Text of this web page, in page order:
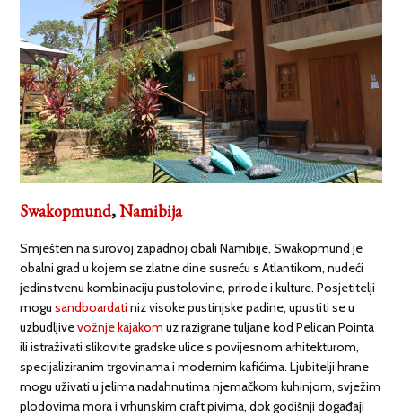
Swakopmund,Namibija
Smješten na surovoj zapadnoj obali Namibije, Swakopmund je
obalni grad u kojem se zlatne dine susreću s Atlantikom, nudeći
jedinstvenu kombinaciju pustolovine, prirode i kulture. Posjetitelji
mogusandboardati niz visoke pustinjske padine, upustiti se u
uzbudljivevožnje kajakom uz razigrane tuljane kod Pelican Pointa
ili istraživati slikovite gradske ulice s povijesnom arhitekturom,
specijaliziranim trgovinama i modernim kafićima. Ljubitelji hrane
mogu uživati u jelima nadahnutima njemačkom kuhinjom, svježim
plodovima mora i vrhunskim craft pivima, dok godišnji događaji